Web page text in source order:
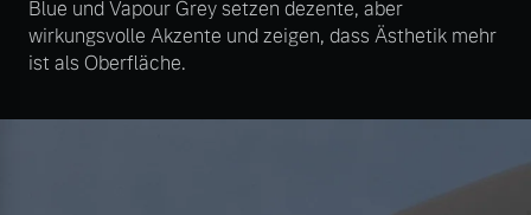
Blue und Vapour Grey setzen dezente, aber
wirkungsvolle Akzente und zeigen, dass Ästhetik mehr
ist als Oberfläche.